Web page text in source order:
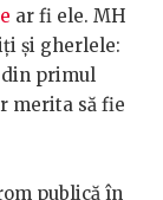
ar fi ele. MH
și gherlele:
primul
merita să fie
publică în